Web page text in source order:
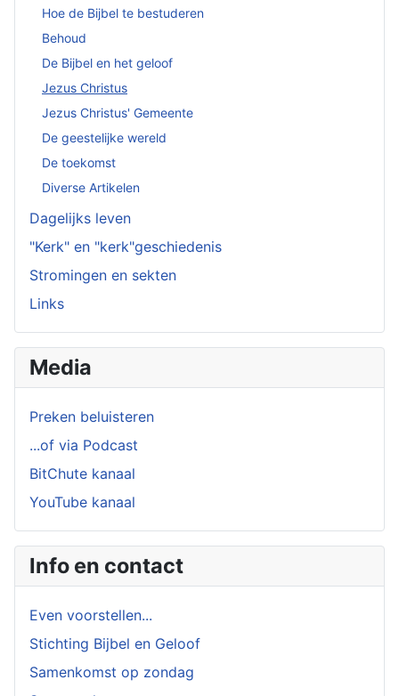
Hoe de Bijbel te bestuderen
Behoud
De Bijbel en het geloof
Jezus Christus
Jezus Christus' Gemeente
De geestelijke wereld
De toekomst
Diverse Artikelen
Dagelijks leven
"Kerk" en "kerk"geschiedenis
Stromingen en sekten
Links
Media
Preken beluisteren
...of via Podcast
BitChute kanaal
YouTube kanaal
Info en contact
Even voorstellen...
Stichting Bijbel en Geloof
Samenkomst op zondag